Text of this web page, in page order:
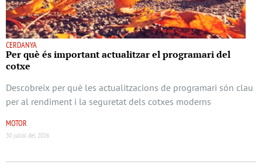
CERDANYA
Per què és important actualitzar el programari del
cotxe
Descobreix per què les actualitzacions de programari són clau
per al rendiment i la seguretat dels cotxes moderns
MOTOR
30 juliol del 2026